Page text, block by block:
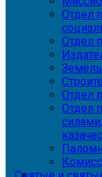
Отдел
Отдел
Отдел
Отдел